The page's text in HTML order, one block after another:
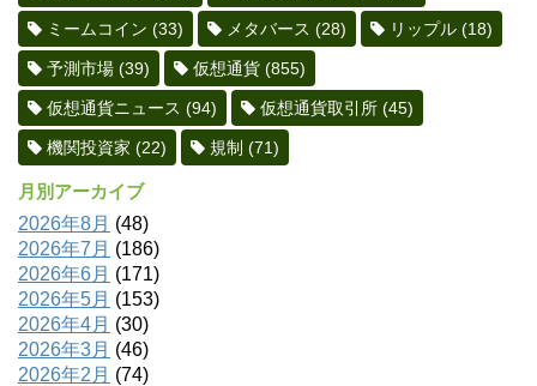
ミームコイン (33) メタバース (28) リップル (18)
予測市場 (39) 仮想通貨 (855)
仮想通貨ニュース (94) 仮想通貨取引所 (45)
機関投資家 (22) 規制 (71)
月別アーカイブ
2026年8月 (48)
2026年7月 (186)
2026年6月 (171)
2026年5月 (153)
2026年4月 (30)
2026年3月 (46)
2026年2月 (74)